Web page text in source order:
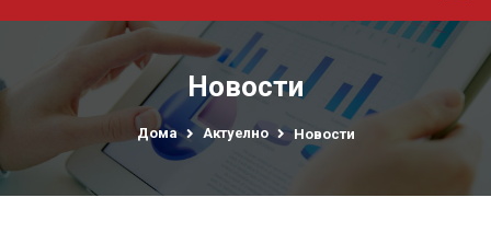
Новости
Дома Актуелно Новости